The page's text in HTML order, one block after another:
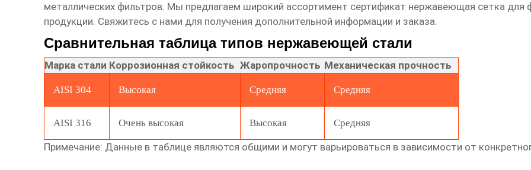
металлических фильтров. Мы предлагаем широкий ассортимент сертификат нержавеющая сетка для
продукции. Свяжитесь с нами для получения дополнительной информации и заказа.
Сравнительная таблица типов нержавеющей стали
Марка стали Коррозионная стойкость Жаропрочность Механическая прочность
AISI 304 Высокая Средняя Средняя
AISI 316 Очень высокая Высокая Средняя
Примечание: Данные в таблице являются общими и могут варьироваться в зависимости от